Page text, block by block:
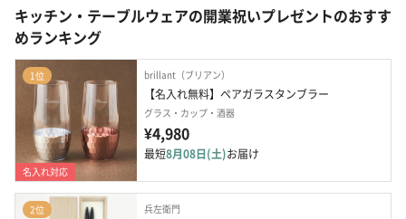
キッチン・テーブルウェアの開業祝いプレゼントのおすす
めランキング
1位
名入れ対応
brillant（ブリアン）
【名入れ無料】ペアガラスタンブラー
グラス・カップ・酒器
¥4,980
最短8月08日(土)お届け
2位 兵左衛門